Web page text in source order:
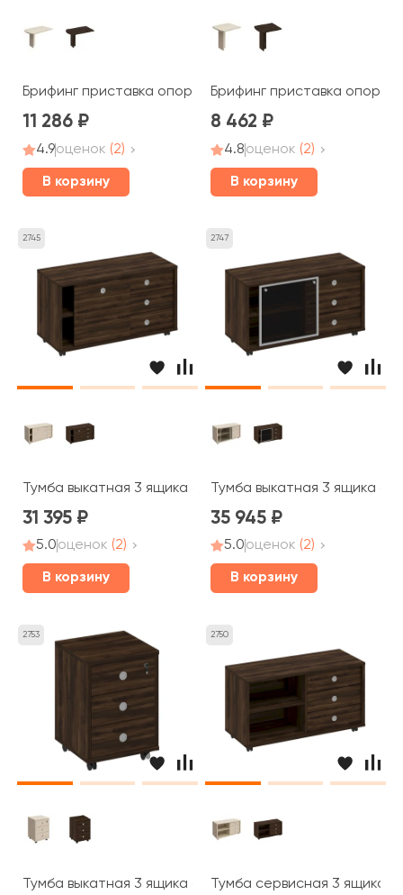
Брифинг приставка опора ДСП 130x80x75 Борн
11 286
4.9оценок (2)
В корзину
Брифинг приставка опора
8 462
4.8оценок (2)
В корзину
2745
Тумба выкатная 3 ящика без замка дверь купе
31 395
5.0оценок (2)
В корзину
2747
Тумба выкатная 3 ящика
35 945
5.0оценок (2)
В корзину
2753
Тумба выкатная 3 ящика с центральным замком
2750
Тумба сервисная 3 ящика